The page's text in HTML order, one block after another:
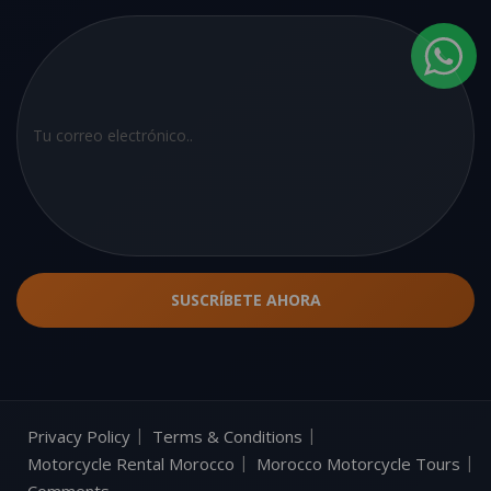
Privacy Policy
Terms & Conditions
Motorcycle Rental Morocco
Morocco Motorcycle Tours